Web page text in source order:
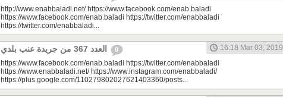
http://www.enabbaladi.net/ https://www.facebook.com/enab.baladi
https://www.facebook.com/enab.baladi https://twitter.com/enabbaladi
https://twitter.com/enabbaladi...
0
16:18 Mar 03, 2019
https://www.facebook.com/enab.baladi https://twitter.com/enabbaladi
https://www.enabbaladi.net/ https://www.instagram.com/enabbaladi/
https://plus.google.com/110279802027621403360/posts...